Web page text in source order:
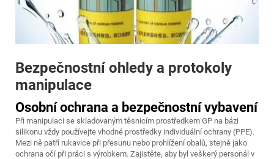
Bezpečnostní ohledy a protokoly
manipulace
Osobní ochrana a bezpečnostní vybavení
Při manipulaci se skladovaným těsnicím prostředkem GP na bázi
silikonu vždy používejte vhodné prostředky individuální ochrany (PPE).
Mezi ně patří rukavice při přesunu nebo prohlížení obalů, stejně jako
ochrana očí při práci s výrobkem. Zajistěte, aby byl veškerý personál v